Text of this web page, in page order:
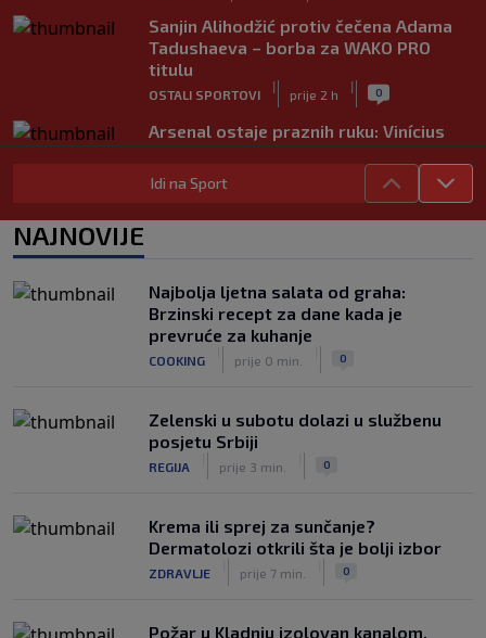
Sanjin Alihodžić protiv čečena Adama
Tadushaeva – borba za WAKO PRO
titulu
OSTALI SPORTOVI
|
prije 2 h
| 0
Arsenal ostaje praznih ruku: Vinícius
Júnior i Real Madrid postigli dogovor
NOGOMET
NOGOMET
| | 0
Izvinjenje s elementima prijetnje i
„gomila slabića“ u UEFA-i
Idi na Sport
NAJNOVIJE
Najbolja ljetna salata od graha:
Brzinski recept za dane kada je
prevruće za kuhanje
COOKING prije 0 min. 0
Zelenski u subotu dolazi u službenu
posjetu Srbiji
REGIJA prije 3 min. 0
Krema ili sprej za sunčanje?
Dermatolozi otkrili šta je bolji izbor
ZDRAVLJE prije 7 min. 0
Požar u Kladnju izolovan kanalom,